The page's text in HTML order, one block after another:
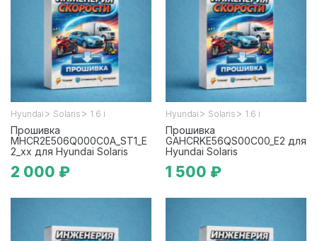
Hyundai > Solaris > 1.6 i
Прошивка
MHCR2E506Q000C0A_ST1_E
2_xx для Hyundai Solaris
2 000 ₽
Hyundai > Solaris > 1.6 i
Прошивка
GAHCRKE56QS00C00_E2 для
Hyundai Solaris
1 500 ₽